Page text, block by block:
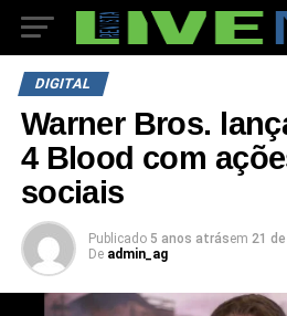
DIGITAL
Warner Bros.
4 Blood com
sociais
Publicado 5 anos atrásem 21
De admin_ag